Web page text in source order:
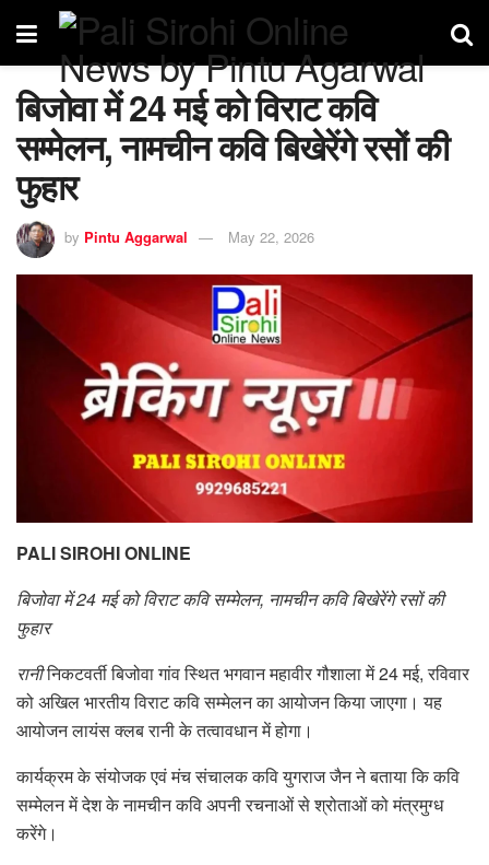
बिजोवा में 24 मई को विराट कवि
सम्मेलन, नामचीन कवि बिखेरेंगे रसों की
फुहार
by Pintu Aggarwal May 22, 2026
PALI SIROHI ONLINE
बिजोवा में 24 मई को विराट कवि सम्मेलन, नामचीन कवि बिखेरेंगे रसों की
फुहार
रानीनिकटवर्ती बिजोवा गांव स्थित भगवान महावीर गौशाला में 24 मई, रविवार
को अखिल भारतीय विराट कवि सम्मेलन का आयोजन किया जाएगा। यह
आयोजन लायंस क्लब रानी के तत्वावधान में होगा।
कार्यक्रम के संयोजक एवं मंच संचालक कवि युगराज जैन ने बताया कि कवि
सम्मेलन में देश के नामचीन कवि अपनी रचनाओं से श्रोताओं को मंत्रमुग्ध
करेंगे।